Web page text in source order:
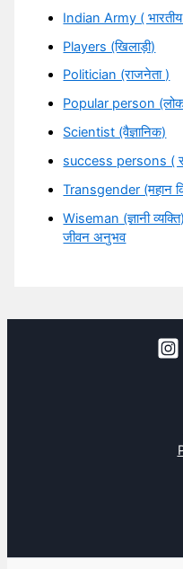
Indian Army (
Players (खिलाड़ी)
Politician (राजनेता )
Popular person
Scientist (वैज्ञानिक)
success persons (
Transgender (महान
Wiseman (ज्ञानी
जीवन अनुभव